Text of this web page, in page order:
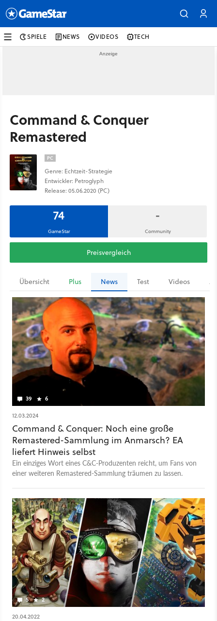
SPIELE NEWS VIDEOS TECH
Command & Conquer
Remastered
PC
Genre: Echtzeit-Strategie
Entwickler: Petroglyph
Release: 05.06.2020 (PC)
74
GameStar
-
Community
Preisvergleich
Übersicht Plus News Test Videos
39 6
12.03.2024
Command & Conquer: Noch eine große
Remastered-Sammlung im Anmarsch? EA
liefert Hinweis selbst
Ein einziges Wort eines C&C-Produzenten reicht, um Fans von
einer weiteren Remastered-Sammlung träumen zu lassen.
5 2
20.04.2022